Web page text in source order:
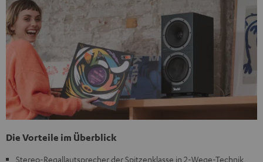
Die Vorteile im Überblick
Stereo-Regallautsprecher der Spitzenklasse in 2-Wege-Technik,